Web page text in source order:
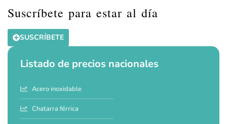
Suscríbete para estar al día
SUSCRÍBETE
Listado de precios nacionales
Acero inoxidable
Chatarra férrica